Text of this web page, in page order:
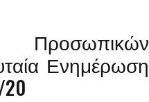
Ενημέρωση
20